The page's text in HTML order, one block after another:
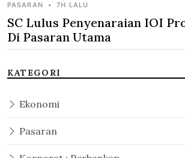
PASARAN • 7H LALU
SC Lulus Penyenaraian IOI
Di Pasaran Utama
KATEGORI
Ekonomi
Pasaran